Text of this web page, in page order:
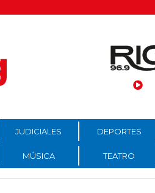
JUDICIALES DEPORTES
MÚSICA TEATRO